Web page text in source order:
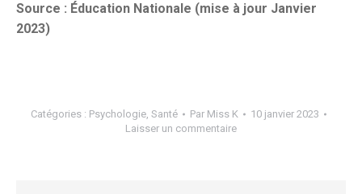
Source : Éducation Nationale (mise à jour Janvier
2023)
Catégories : Psychologie, Santé Par Miss K
10 janvier 2023
Laisser un commentaire